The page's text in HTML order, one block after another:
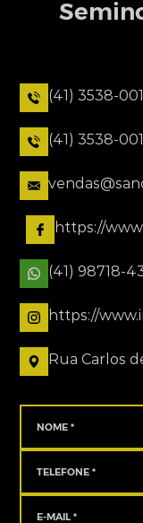
(41) 3538-
(41) 3538-
https://
(41) 98718-
https://
Rua Carlos